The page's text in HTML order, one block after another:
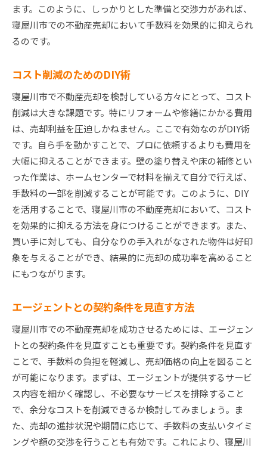
ます。このように、しっかりとした準備と交渉力があれば、
寝屋川市での不動産売却において手数料を効果的に抑えられ
るのです。
コスト削減のためのDIY術
寝屋川市で不動産売却を検討している方々にとって、コスト
削減は大きな課題です。特にリフォームや修繕にかかる費用
は、売却利益を圧迫しかねません。ここで有効なのがDIY術
です。自ら手を動かすことで、プロに依頼するよりも費用を
大幅に抑えることができます。壁の塗り替えや床の補修とい
った作業は、ホームセンターで材料を揃えて自分で行えば、
手数料の一部を削減することが可能です。このように、DIY
を活用することで、寝屋川市の不動産売却において、コスト
を効果的に抑える方法を身につけることができます。また、
買い手に対しても、自分なりの手入れがなされた物件は好印
象を与えることができ、結果的に売却の成功率を高めること
にもつながります。
エージェントとの契約条件を見直す方法
寝屋川市での不動産売却を成功させるためには、エージェン
トとの契約条件を見直すことも重要です。契約条件を見直す
ことで、手数料の負担を軽減し、売却価格の向上を図ること
が可能になります。まずは、エージェントが提供するサービ
ス内容を細かく確認し、不必要なサービスを排除すること
で、余分なコストを削減できるか検討してみましょう。ま
た、売却の進捗状況や期間に応じて、手数料の支払いタイミ
ングや額の交渉を行うことも有効です。これにより、寝屋川